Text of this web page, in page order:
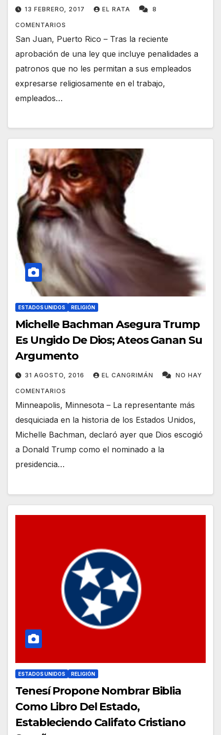
13 FEBRERO, 2017 EL RATA 8
COMENTARIOS
San Juan, Puerto Rico – Tras la reciente
aprobación de una ley que incluye penalidades a
patronos que no les permitan a sus empleados
expresarse religiosamente en el trabajo,
empleados…
ESTADOS UNIDOS RELIGIÓN
Michelle Bachman Asegura Trump
Es Ungido De Dios; Ateos Ganan Su
Argumento
31 AGOSTO, 2016 EL CANGRIMÁN NO HAY
COMENTARIOS
Minneapolis, Minnesota – La representante más
desquiciada en la historia de los Estados Unidos,
Michelle Bachman, declaró ayer que Dios escogió
a Donald Trump como el nominado a la
presidencia…
ESTADOS UNIDOS RELIGIÓN
Tenesí Propone Nombrar Biblia
Como Libro Del Estado,
Estableciendo Califato Cristiano